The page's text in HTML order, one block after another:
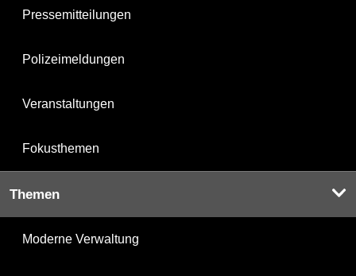
Pressemitteilungen
Polizeimeldungen
Veranstaltungen
Fokusthemen
Themen
Moderne Verwaltung